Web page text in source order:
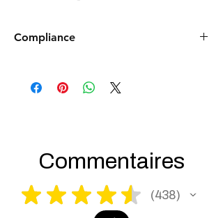
Compliance
the USA need to be made compliant with
US federal laws about airsoft (orange plug,
you for your understanding.
Commentaires
★ ★ ★ ★ ★ 438
438